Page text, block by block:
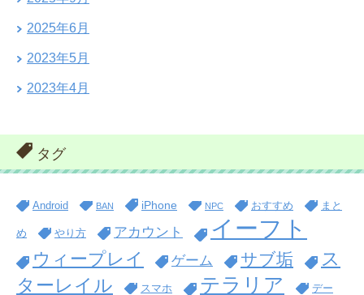
2025年6月
2023年5月
2023年4月
タグ
Android BAN iPhone NPC おすすめ まと
め やり方 アカウント イーフト
ウィープレイ ゲーム サブ垢
ス
ターレイル
スマホ テラリア デー